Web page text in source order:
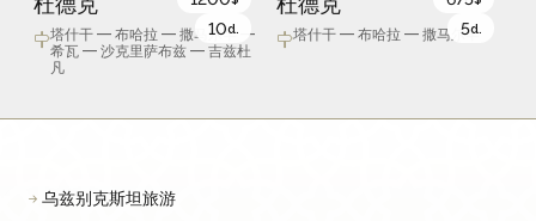
塔什干 — 布哈拉 — 撒马尔罕 —
希瓦 — 沙克里萨布兹 — 吉兹杜
凡
10d. 塔什干 — 布哈拉 — 撒马尔罕
5d.
乌兹别克斯坦旅游